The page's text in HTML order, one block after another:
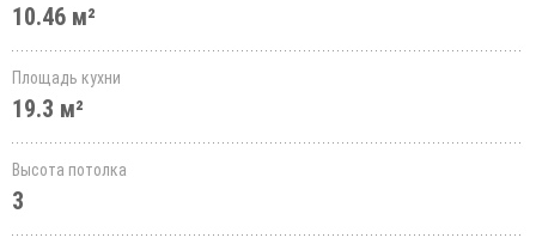
10.46 м²
Площадь кухни
19.3 м²
Высота потолка
3